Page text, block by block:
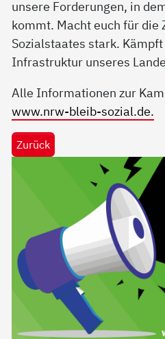
unsere Forderungen, in
kommt. Macht euch für die
Sozialstaates stark.
Infrastruktur unseres
Alle Informationen zur
www.nrw-bleib-sozial.de.
Zurück